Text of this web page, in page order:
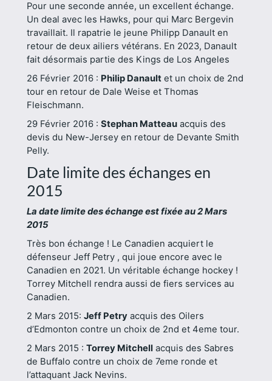
Pour une seconde année, un excellent échange.
Un deal avec les Hawks, pour qui Marc Bergevin
travaillait. Il rapatrie le jeune Philipp Danault en
retour de deux ailiers vétérans. En 2023, Danault
fait désormais partie des Kings de Los Angeles
26 Février 2016 : Philip Danaultet un choix de 2nd
tour en retour de Dale Weise et Thomas
Fleischmann.
29 Février 2016 : Stephan Matteauacquis des
devis du New-Jersey en retour de Devante Smith
Pelly.
Date limite des échanges en
2015
La date limite des échange est fixée au 2 Mars
2015
Très bon échange ! Le Canadien acquiert le
défenseur Jeff Petry , qui joue encore avec le
Canadien en 2021. Un véritable échange hockey !
Torrey Mitchell rendra aussi de fiers services au
Canadien.
2 Mars 2015: Jeff Petryacquis des Oilers
d’Edmonton contre un choix de 2nd et 4eme tour.
2 Mars 2015 : Torrey Mitchellacquis des Sabres
de Buffalo contre un choix de 7eme ronde et
l’attaquant Jack Nevins.